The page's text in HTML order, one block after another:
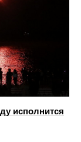
исполнится